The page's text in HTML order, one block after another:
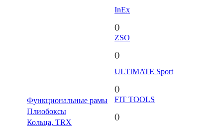
Функциональные рамы
Плиобоксы
Кольца, TRX
InEx
()
ZSO
()
ULTIMATE Sport
()
FIT TOOLS
()